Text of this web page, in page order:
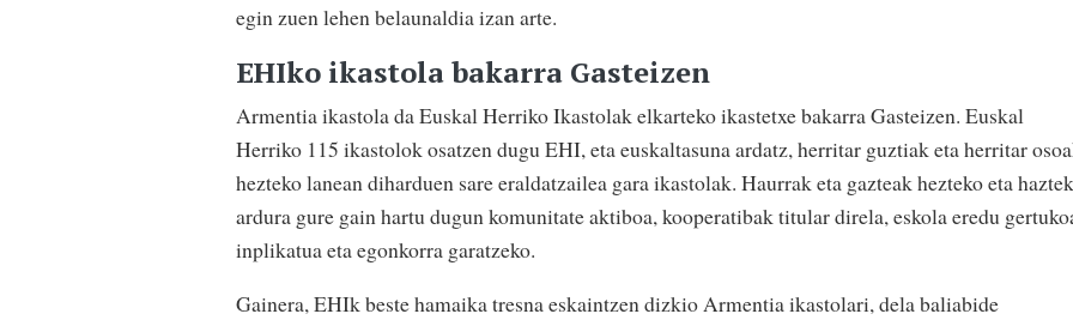
egin zuen lehen belaunaldia izan arte.
EHIko ikastola bakarra Gasteizen
Armentia ikastola da Euskal Herriko Ikastolak elkarteko ikastetxe bakarra Gasteizen. Euskal
Herriko 115 ikastolok osatzen dugu EHI, eta euskaltasuna ardatz, herritar guztiak eta herritar
hezteko lanean diharduen sare eraldatzailea gara ikastolak. Haurrak eta gazteak hezteko eta
ardura gure gain hartu dugun komunitate aktiboa, kooperatibak titular direla, eskola eredu
inplikatua eta egonkorra garatzeko.
Gainera, EHIk beste hamaika tresna eskaintzen dizkio Armentia ikastolari, dela baliabide